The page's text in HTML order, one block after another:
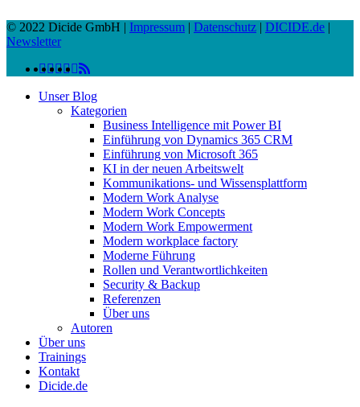
© 2022 Dicide GmbH | Impressum | Datenschutz | DICIDE.de |
Newsletter
twitter
facebook
linkedinyoutube
RSS
instagram
spotify
vk
Close
Unser Blog
Kategorien
Business Intelligence mit Power BI
Einführung von Dynamics 365 CRM
Einführung von Microsoft 365
KI in der neuen Arbeitswelt
Kommunikations- und Wissensplattform
Modern Work Analyse
Modern Work Concepts
Modern Work Empowerment
Modern workplace factory
Moderne Führung
Rollen und Verantwortlichkeiten
Security & Backup
Referenzen
Über uns
Autoren
Über uns
Trainings
Kontakt
Dicide.de